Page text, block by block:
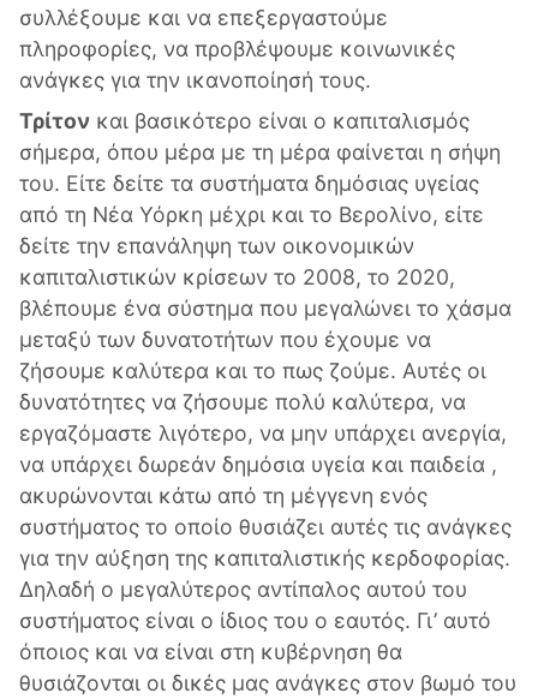
συλλέξουμε και να επεξεργαστούμε
πληροφορίες, να προβλέψουμε κοινωνικές
ανάγκες για την ικανοποίησή τους.
Τρίτον και βασικότερο είναι ο καπιταλισμός
σήμερα, όπου μέρα με τη μέρα φαίνεται η σήψη
του. Είτε δείτε τα συστήματα δημόσιας υγείας
από τη Νέα Υόρκη μέχρι και το Βερολίνο, είτε
δείτε την επανάληψη των οικονομικών
καπιταλιστικών κρίσεων το 2008, το 2020,
βλέπουμε ένα σύστημα που μεγαλώνει το χάσμα
μεταξύ των δυνατοτήτων που έχουμε να
ζήσουμε καλύτερα και το πως ζούμε. Αυτές οι
δυνατότητες να ζήσουμε πολύ καλύτερα, να
εργαζόμαστε λιγότερο, να μην υπάρχει ανεργία,
να υπάρχει δωρεάν δημόσια υγεία και παιδεία ,
ακυρώνονται κάτω από τη μέγγενη ενός
συστήματος το οποίο θυσιάζει αυτές τις ανάγκες
για την αύξηση της καπιταλιστικής κερδοφορίας.
Δηλαδή ο μεγαλύτερος αντίπαλος αυτού του
συστήματος είναι ο ίδιος του ο εαυτός. Γι’ αυτό
όποιος και να είναι στη κυβέρνηση θα
θυσιάζονται οι δικές μας ανάγκες στον βωμό του